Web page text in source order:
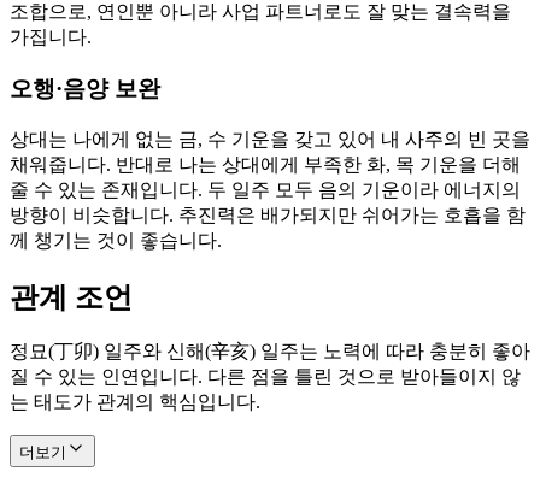
조합으로, 연인뿐 아니라 사업 파트너로도 잘 맞는 결속력을
가집니다.
오행·음양 보완
상대는 나에게 없는 금, 수 기운을 갖고 있어 내 사주의 빈 곳을
채워줍니다. 반대로 나는 상대에게 부족한 화, 목 기운을 더해
줄 수 있는 존재입니다. 두 일주 모두 음의 기운이라 에너지의
방향이 비슷합니다. 추진력은 배가되지만 쉬어가는 호흡을 함
께 챙기는 것이 좋습니다.
관계 조언
정묘(丁卯) 일주와 신해(辛亥) 일주는 노력에 따라 충분히 좋아
질 수 있는 인연입니다. 다른 점을 틀린 것으로 받아들이지 않
는 태도가 관계의 핵심입니다.
더보기